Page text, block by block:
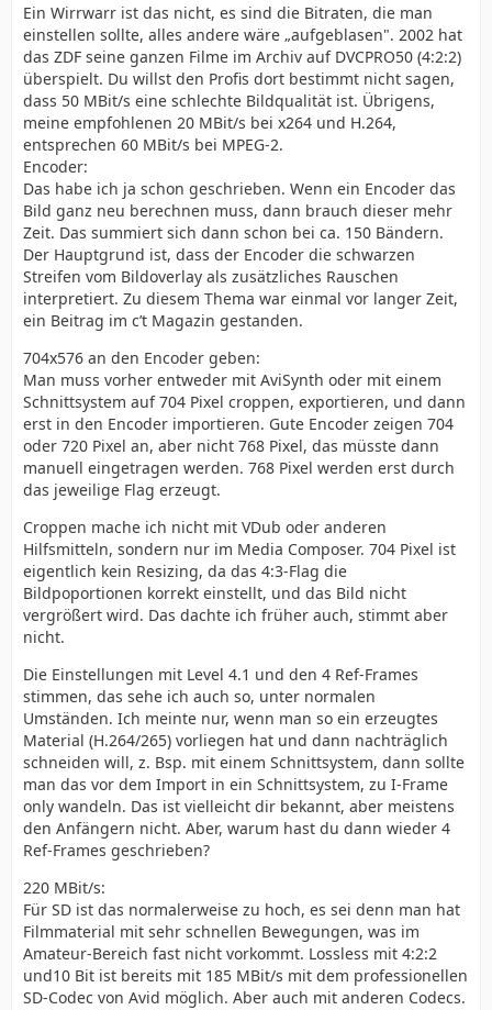
Ein Wirrwarr ist das nicht, es sind die Bitraten, die man
einstellen sollte, alles andere wäre „aufgeblasen". 2002 hat
das ZDF seine ganzen Filme im Archiv auf DVCPRO50 (4:2:2)
überspielt. Du willst den Profis dort bestimmt nicht sagen,
dass 50 MBit/s eine schlechte Bildqualität ist. Übrigens,
meine empfohlenen 20 MBit/s bei x264 und H.264,
entsprechen 60 MBit/s bei MPEG-2.
Encoder:
Das habe ich ja schon geschrieben. Wenn ein Encoder das
Bild ganz neu berechnen muss, dann brauch dieser mehr
Zeit. Das summiert sich dann schon bei ca. 150 Bändern.
Der Hauptgrund ist, dass der Encoder die schwarzen
Streifen vom Bildoverlay als zusätzliches Rauschen
interpretiert. Zu diesem Thema war einmal vor langer Zeit,
ein Beitrag im c’t Magazin gestanden.
704x576 an den Encoder geben:
Man muss vorher entweder mit AviSynth oder mit einem
Schnittsystem auf 704 Pixel croppen, exportieren, und dann
erst in den Encoder importieren. Gute Encoder zeigen 704
oder 720 Pixel an, aber nicht 768 Pixel, das müsste dann
manuell eingetragen werden. 768 Pixel werden erst durch
das jeweilige Flag erzeugt.
Croppen mache ich nicht mit VDub oder anderen
Hilfsmitteln, sondern nur im Media Composer. 704 Pixel ist
eigentlich kein Resizing, da das 4:3-Flag die
Bildpoportionen korrekt einstellt, und das Bild nicht
vergrößert wird. Das dachte ich früher auch, stimmt aber
nicht.
Die Einstellungen mit Level 4.1 und den 4 Ref-Frames
stimmen, das sehe ich auch so, unter normalen
Umständen. Ich meinte nur, wenn man so ein erzeugtes
Material (H.264/265) vorliegen hat und dann nachträglich
schneiden will, z. Bsp. mit einem Schnittsystem, dann sollte
man das vor dem Import in ein Schnittsystem, zu I-Frame
only wandeln. Das ist vielleicht dir bekannt, aber meistens
den Anfängern nicht. Aber, warum hast du dann wieder 4
Ref-Frames geschrieben?
220 MBit/s:
Für SD ist das normalerweise zu hoch, es sei denn man hat
Filmmaterial mit sehr schnellen Bewegungen, was im
Amateur-Bereich fast nicht vorkommt. Lossless mit 4:2:2
und10 Bit ist bereits mit 185 MBit/s mit dem professionellen
SD-Codec von Avid möglich. Aber auch mit anderen Codecs.